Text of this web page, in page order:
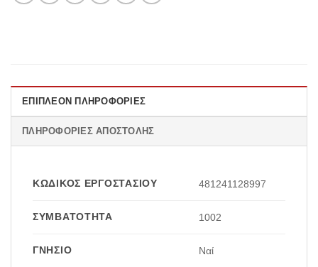
ΕΠΙΠΛΈΟΝ ΠΛΗΡΟΦΟΡΊΕΣ
ΠΛΗΡΟΦΟΡΊΕΣ ΑΠΟΣΤΟΛΉΣ
ΚΩΔΙΚΌΣ ΕΡΓΟΣΤΑΣΊΟΥ 481241128997
ΣΥΜΒΑΤΌΤΗΤΑ 1002
ΓΝΉΣΙΟ Ναί